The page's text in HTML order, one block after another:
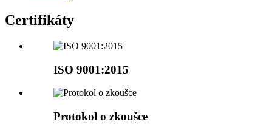
Certifikáty
ISO 9001:2015
Protokol o zkoušce